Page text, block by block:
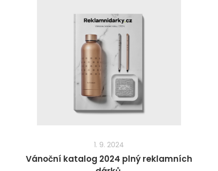
1. 9. 2024
Vánoční katalog 2024 plný reklamních